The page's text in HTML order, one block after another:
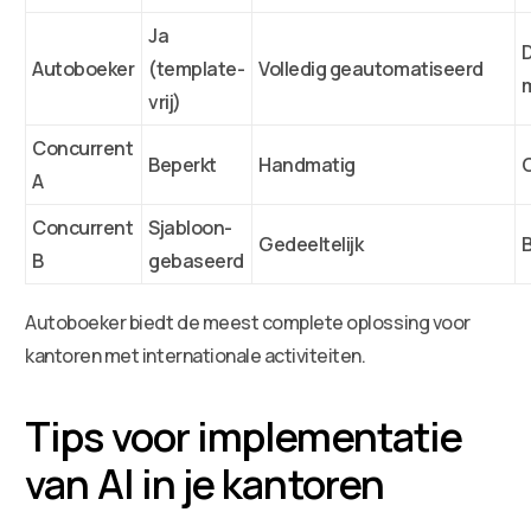
Autoboeker
Ja
(template-
vrij)
Volledig geautomatiseerd
Concurrent
A
Beperkt Handmatig
Concurrent
B
Sjabloon-
gebaseerd
Gedeeltelijk
Autoboeker biedt de meest complete oplossing voor
kantoren met internationale activiteiten.
Tips voor implementatie
van AI in je kantoren